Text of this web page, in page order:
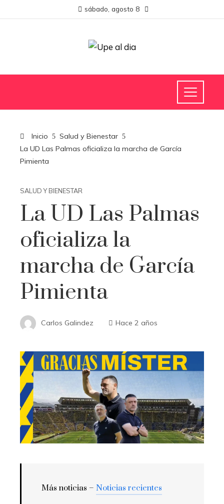
sábado, agosto 8
Inicio
Salud y Bienestar
La UD Las Palmas oficializa la marcha de García
Pimienta
SALUD Y BIENESTAR
La UD Las Palmas
oficializa la
marcha de García
Pimienta
Carlos Galindez Hace 2 años
Más noticias – Noticias recientes